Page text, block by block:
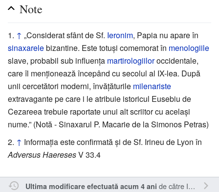
Note
↑ „Considerat sfânt de Sf. Ieronim, Papia nu apare în
sinaxarelebizantine. Este totuși comemorat în menologiile
slave, probabil sub influența martirologiiloroccidentale,
care îl menționează începând cu secolul al IX-lea. După
unii cercetători moderni, învățăturile milenariste
extravagante pe care i le atribuie istoricul Eusebiu de
Cezareea trebuie raportate unui alt scriitor cu același
nume.” (Notă - Sinaxarul P. Macarie de la Simonos Petras)
↑ Informația este confirmată și de Sf. Irineu de Lyon în
Adversus HaeresesV 33.4
Ultima modificare efectuată acum 4 ani de către Inistea .